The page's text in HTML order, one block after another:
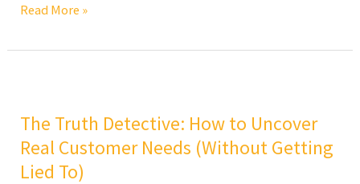
Read More »
The Truth Detective: How to Uncover
Real Customer Needs (Without Getting
Lied To)
Detective:
How
to